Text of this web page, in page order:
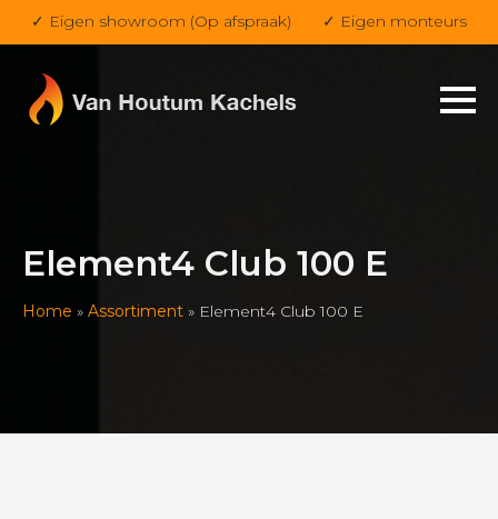
✓ Eigen showroom (Op afspraak) ✓ Eigen monteurs
Element4 Club 100 E
Home » Assortiment » Element4 Club 100 E